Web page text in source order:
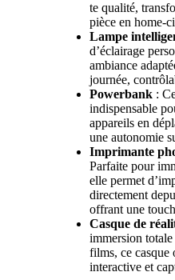
te qualité,
pièce en home-
Lampe
d’éclairage
ambiance
journée,
Powerbank :
indispensable
appareils en
une autonomie
Imprimante
Parfaite pour
elle permet
directement
offrant une
Casque de
immersion
films, ce casque
interactive et